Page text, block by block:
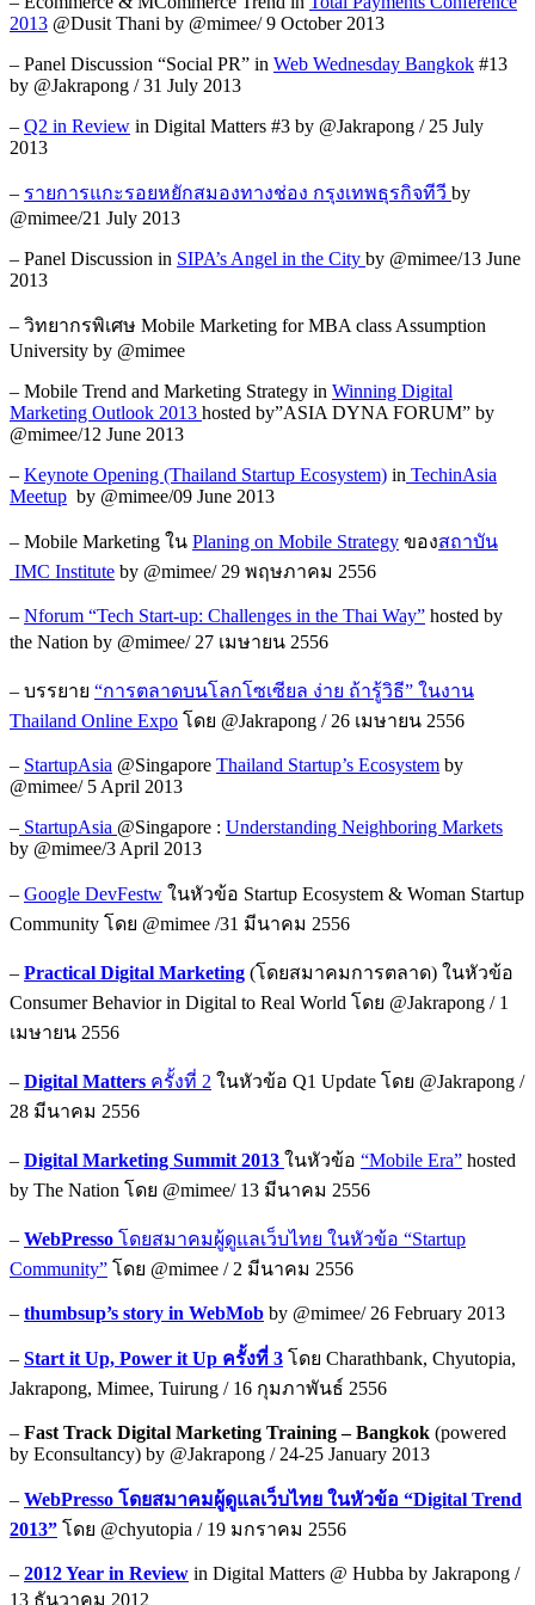
2013 @Dusit Thani by @mimee/ 9 October 2013
– Panel Discussion “Social PR” in Web Wednesday Bangkok #13
by @Jakrapong / 31 July 2013
– Q2 in Review in Digital Matters #3 by @Jakrapong / 25 July
2013
– รายการแกะรอยหยักสมองทางช่อง กรุงเทพธุรกิจทีวี by
@mimee/21 July 2013
– Panel Discussion in SIPA’s Angel in the City by @mimee/13 June
2013
– วิทยากรพิเศษ Mobile Marketing for MBA class Assumption
University by @mimee
– Mobile Trend and Marketing Strategy in Winning Digital
Marketing Outlook 2013 hosted by”ASIA DYNA FORUM” by
@mimee/12 June 2013
– Keynote Opening (Thailand Startup Ecosystem) in TechinAsia
Meetup by @mimee/09 June 2013
– Mobile Marketing ใน Planing on Mobile Strategy ของสถาบัน
IMC Institute by @mimee/ 29 พฤษภาคม 2556
– Nforum “Tech Start-up: Challenges in the Thai Way” hosted by
the Nation by @mimee/ 27 เมษายน 2556
– บรรยาย “การตลาดบนโลกโซเซียล ง่าย ถ้ารู้วิธี” ในงาน
Thailand Online Expo โดย @Jakrapong / 26 เมษายน 2556
– StartupAsia @Singapore Thailand Startup’s Ecosystem by
@mimee/ 5 April 2013
– StartupAsia @Singapore : Understanding Neighboring Markets
by @mimee/3 April 2013
– Google DevFestw ในหัวข้อ Startup Ecosystem & Woman Startup
Community โดย @mimee /31 มีนาคม 2556
– Practical Digital Marketing (โดยสมาคมการตลาด) ในหัวข้อ
Consumer Behavior in Digital to Real World โดย @Jakrapong / 1
เมษายน 2556
– Digital Matters ครั้งที่ 2 ในหัวข้อ Q1 Update โดย @Jakrapong /
28 มีนาคม 2556
– Digital Marketing Summit 2013 ในหัวข้อ “Mobile Era” hosted
by The Nation โดย @mimee/ 13 มีนาคม 2556
– WebPresso โดยสมาคมผู้ดูแลเว็บไทย ในหัวข้อ “Startup
Community” โดย @mimee / 2 มีนาคม 2556
– thumbsup’s story in WebMob by @mimee/ 26 February 2013
– Start it Up, Power it Up ครั้งที่ 3 โดย Charathbank, Chyutopia,
Jakrapong, Mimee, Tuirung / 16 กุมภาพันธ์ 2556
– Fast Track Digital Marketing Training – Bangkok (powered
by Econsultancy) by @Jakrapong / 24-25 January 2013
– WebPresso โดยสมาคมผู้ดูแลเว็บไทย ในหัวข้อ “Digital Trend
2013” โดย @chyutopia / 19 มกราคม 2556
– 2012 Year in Review in Digital Matters @ Hubba by Jakrapong /
13 ธันวาคม 2012